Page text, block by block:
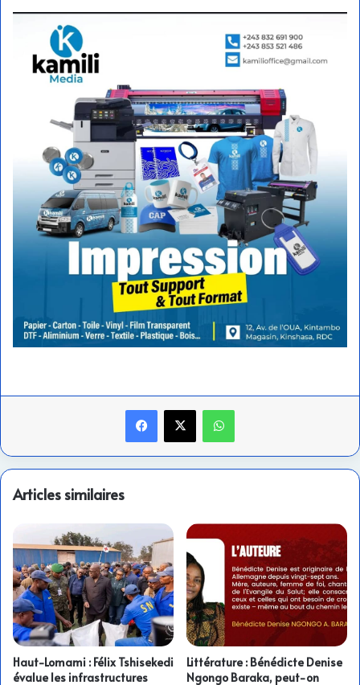
Facebook
X WhatsApp
Articles similaires
Haut-Lomami : Félix Tshisekedi
évalue les infrastructures
Littérature : Bénédicte Denise
Ngongo Baraka, peut-on